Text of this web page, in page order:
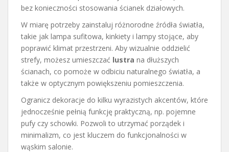
bez konieczności stosowania ścianek działowych.
W miarę potrzeby zainstaluj różnorodne źródła światła,
takie jak lampa sufitowa, kinkiety i lampy stojące, aby
poprawić klimat przestrzeni. Aby wizualnie oddzielić
strefy, możesz umieszczać lustra na dłuższych
ścianach, co pomoże w odbiciu naturalnego światła, a
także w optycznym powiększeniu pomieszczenia.
Ogranicz dekoracje do kilku wyrazistych akcentów, które
jednocześnie pełnią funkcję praktyczną, np. pojemne
pufy czy schowki. Pozwoli to utrzymać porządek i
minimalizm, co jest kluczem do funkcjonalności w
wąskim salonie.